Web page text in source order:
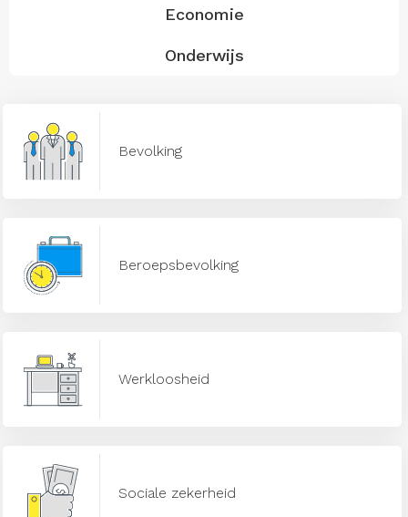
Economie
Onderwijs
Bevolking
Beroepsbevolking
Werkloosheid
Sociale zekerheid